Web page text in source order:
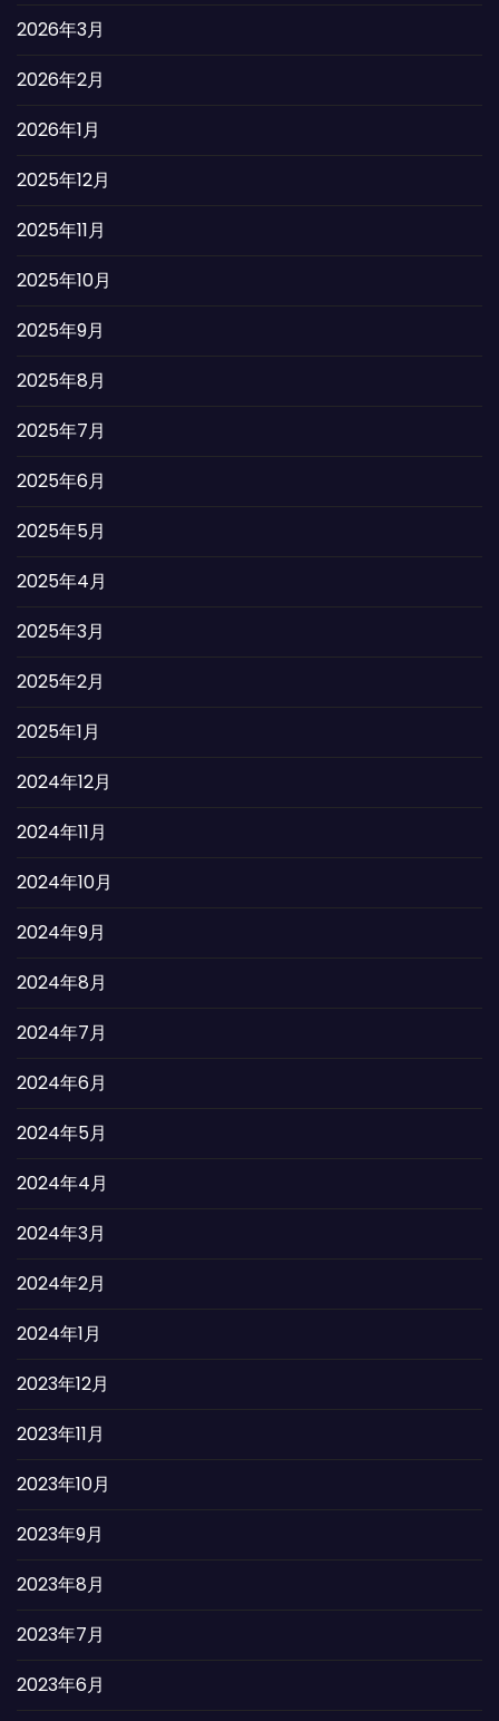
2026年3月
2026年2月
2026年1月
2025年12月
2025年11月
2025年10月
2025年9月
2025年8月
2025年7月
2025年6月
2025年5月
2025年4月
2025年3月
2025年2月
2025年1月
2024年12月
2024年11月
2024年10月
2024年9月
2024年8月
2024年7月
2024年6月
2024年5月
2024年4月
2024年3月
2024年2月
2024年1月
2023年12月
2023年11月
2023年10月
2023年9月
2023年8月
2023年7月
2023年6月